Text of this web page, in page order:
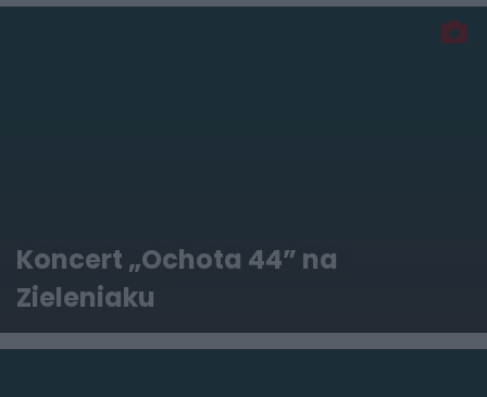
Koncert „Ochota 44” na
Zieleniaku